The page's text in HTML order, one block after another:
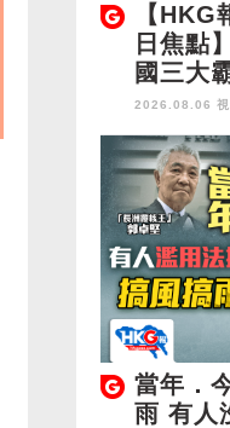
【
日焦點
國三大
2026.08.06 視
當年．
雨 有人